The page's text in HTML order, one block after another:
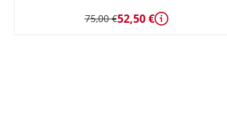
75,00 €52,50 € Détails